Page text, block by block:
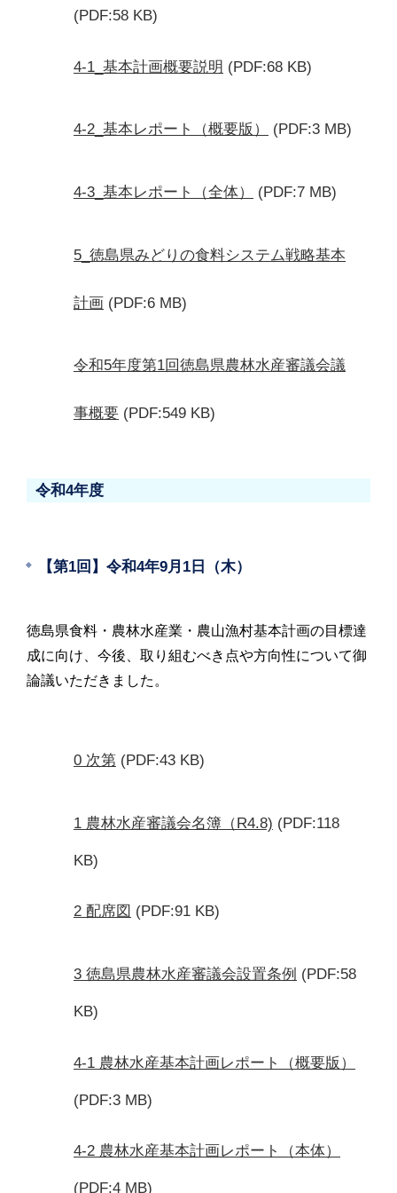
(PDF:58 KB)
4-1_基本計画概要説明 (PDF:68 KB)
4-2_基本レポート（概要版） (PDF:3 MB)
4-3_基本レポート（全体） (PDF:7 MB)
5_徳島県みどりの食料システム戦略基本
計画 (PDF:6 MB)
令和5年度第1回徳島県農林水産審議会議
事概要 (PDF:549 KB)
令和4年度
【第1回】令和4年9月1日（木）
徳島県食料・農林水産業・農山漁村基本計画の目標達
成に向け、今後、取り組むべき点や方向性について御
論議いただきました。
0 次第 (PDF:43 KB)
1 農林水産審議会名簿（R4.8) (PDF:118
KB)
2 配席図 (PDF:91 KB)
3 徳島県農林水産審議会設置条例 (PDF:58
KB)
4-1 農林水産基本計画レポート（概要版）
(PDF:3 MB)
4-2 農林水産基本計画レポート（本体）
(PDF:4 MB)